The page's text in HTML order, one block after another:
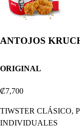
ANTOJOS
ORIGINAL
₡7,700
TIWSTER CLÁSICO,
INDIVIDUALES